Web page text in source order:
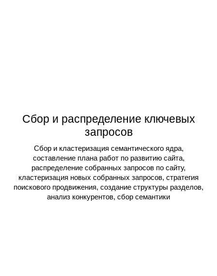
Сбор и распределение ключевых
запросов
Сбор и кластеризация семантического ядра,
составление плана работ по развитию сайта,
распределение собранных запросов по сайту,
кластеризация новых собранных запросов, стратегия
поискового продвижения, создание структуры разделов,
анализ конкурентов, сбор семантики